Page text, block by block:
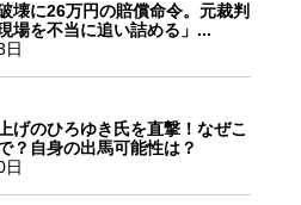
壊に26万円の賠償命令。元裁判
場を不当に追い詰める」...
日
げのひろゆき氏を直撃！なぜこ
？自身の出馬可能性は？
日